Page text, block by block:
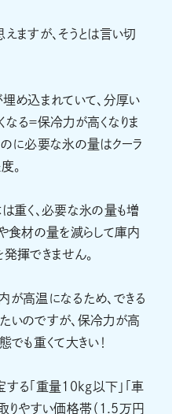
ますが、そうとは言い切
め込まれていて、分厚い
る＝保冷力が高くなりま
に必要な氷の量はクーラ
。
重く、必要な氷の量も増
食材の量を減らして庫内
揮できません。
が高温になるため、できる
いのですが、保冷力が高
でも重くて大きい！
る「重量10kg以下」「車
りやすい価格帯（1.5万円